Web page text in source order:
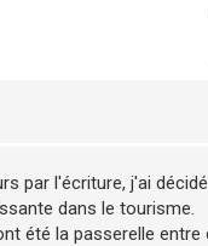
par l'écriture, j'ai
dans le tourisme.
été la passerelle entre